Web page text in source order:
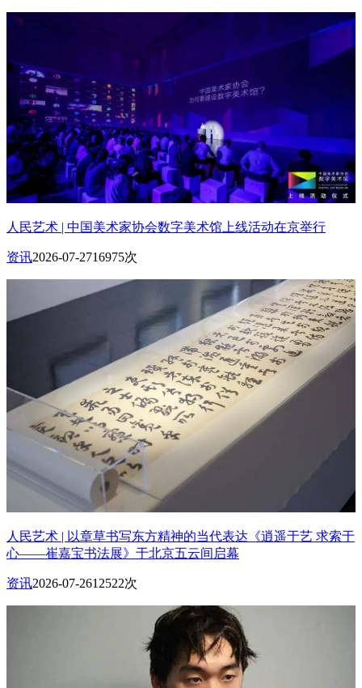
人民艺术 | 中国美术家协会数字美术馆上线活动在京举行
资讯2026-07-2716975次
人民艺术 | 以章草书写东方精神的当代表达《逍遥于艺 求索于
心——崔嘉宝书法展》于北京五云间启幕
资讯2026-07-2612522次